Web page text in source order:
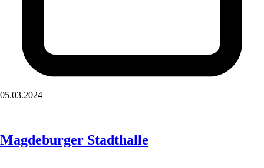
05.03.2024
Magdeburger Stadthalle